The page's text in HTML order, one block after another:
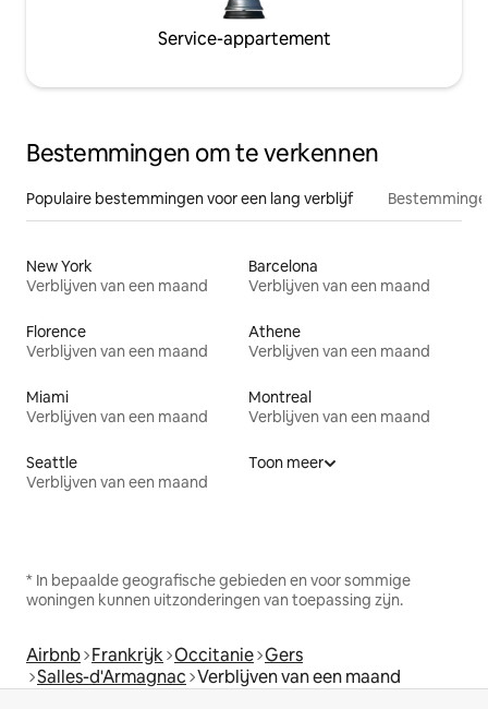
Service-appartement
Bestemmingen om te verkennen
Populaire bestemmingen voor een lang verblijf
New York
Verblijven van een maand
Barcelona
Verblijven van een maand
Florence
Verblijven van een maand
Athene
Verblijven van een maand
Miami
Verblijven van een maand
Montreal
Verblijven van een maand
Seattle
Verblijven van een maand
Toon meer
* In bepaalde geografische gebieden en voor sommige
woningen kunnen uitzonderingen van toepassing zijn.
Airbnb Frankrijk Occitanie Gers
Salles-d'Armagnac Verblijven van een maand